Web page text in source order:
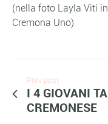
(nella foto Layla Viti
Cremona Uno)
Prev post
I 4 GIOVANI
CREMONESE